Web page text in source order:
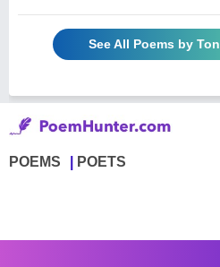
See All Poems by
POEMS POETS